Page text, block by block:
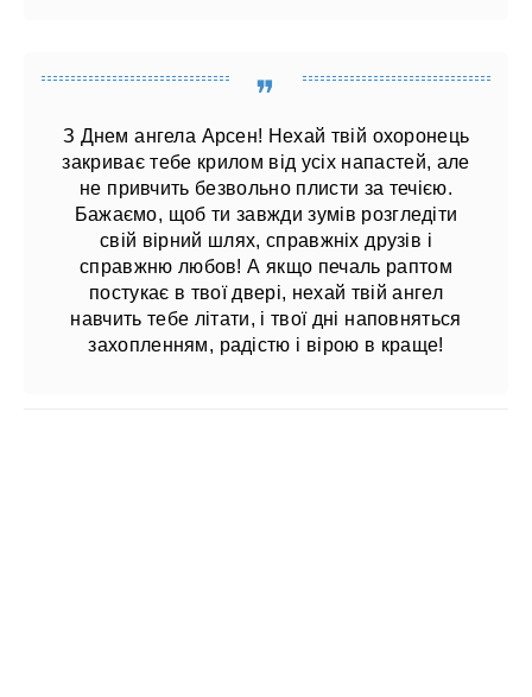
З Днем ангела Арсен! Нехай твій охоронець
закриває тебе крилом від усіх напастей, але
не привчить безвольно плисти за течією.
Бажаємо, щоб ти завжди зумів розгледіти
свій вірний шлях, справжніх друзів і
справжню любов! А якщо печаль раптом
постукає в твої двері, нехай твій ангел
навчить тебе літати, і твої дні наповняться
захопленням, радістю і вірою в краще!